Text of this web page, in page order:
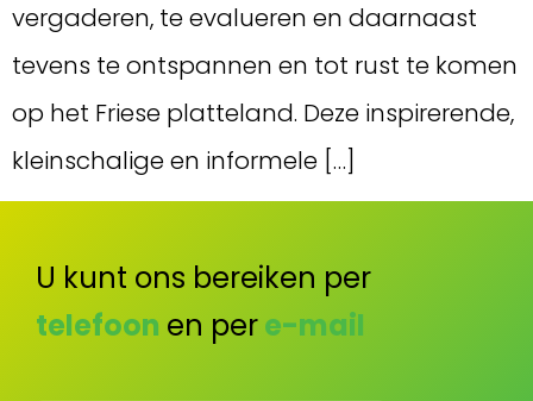
vergaderen, te evalueren en daarnaast
tevens te ontspannen en tot rust te komen
op het Friese platteland. Deze inspirerende,
kleinschalige en informele […]
U kunt ons bereiken per
telefoon en pere-mail